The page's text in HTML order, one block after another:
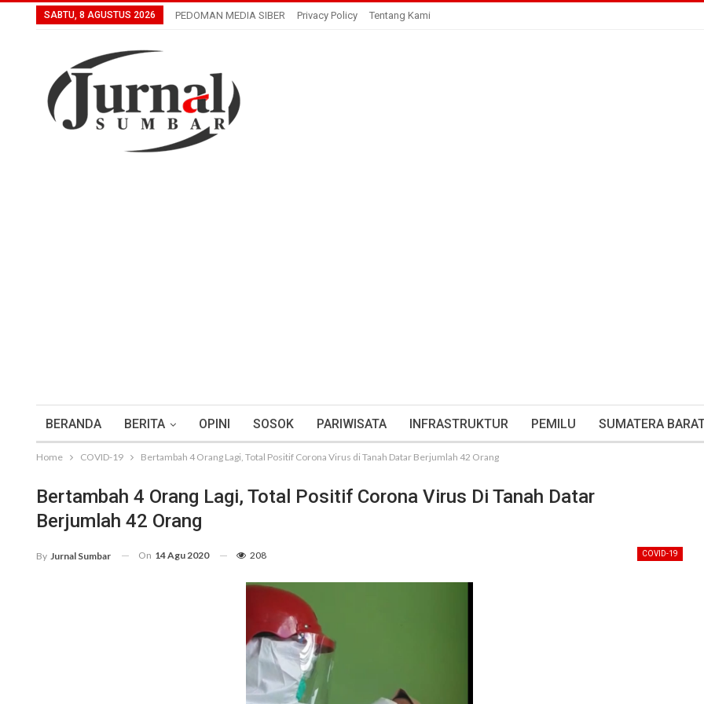
SABTU, 8 AGUSTUS 2026 PEDOMAN MEDIA SIBER Privacy Policy Tentang Kami
BERANDA BERITA OPINI SOSOK PARIWISATA INFRASTRUKTUR PEMILU SUMATERA
Home COVID-19 Bertambah 4 Orang Lagi, Total Positif Corona Virus di Tanah Datar Berjumlah 42 Orang
Bertambah 4 Orang Lagi, Total Positif Corona Virus Di Tanah Datar
Berjumlah 42 Orang
COVID-19
By Jurnal Sumbar On 14 Agu 2020 208